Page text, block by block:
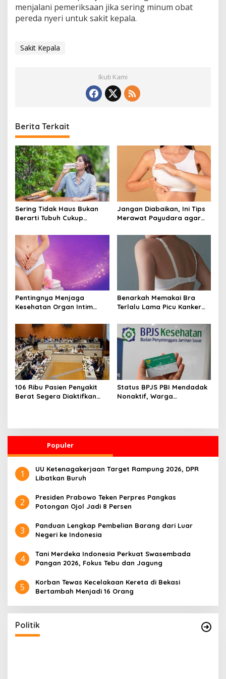
menjalani pemeriksaan jika sering minum obat
pereda nyeri untuk sakit kepala.
Sakit Kepala
Ikuti Kami
Berita Terkait
Sering Tidak Haus Bukan
Berarti Tubuh Cukup
Dehidrasi Ringan
Jangan Diabaikan, Ini Tips
Merawat Payudara agar
dari Risiko Penyakit
Pentingnya Menjaga
Kesehatan Organ Intim
Perawatan Agar Tetap
Bersih
Benarkah Memakai Bra
Terlalu Lama Picu Kanker
Medis dan Fakta Ilmiahnya
106 Ribu Pasien Penyakit
Berat Segera Diaktifkan
Status BPJS PBI Mendadak
Nonaktif, Warga
Populer
1
UU Ketenagakerjaan Target Rampung 2026, DPR
Libatkan Buruh
2
Presiden Prabowo Teken Perpres Pangkas
Potongan Ojol Jadi 8 Persen
3
Panduan Lengkap Pembelian Barang dari Luar
Negeri ke Indonesia
4
Tani Merdeka Indonesia Perkuat Swasembada
Pangan 2026, Fokus Tebu dan Jagung
5
Korban Tewas Kecelakaan Kereta di Bekasi
Bertambah Menjadi 16 Orang
Politik